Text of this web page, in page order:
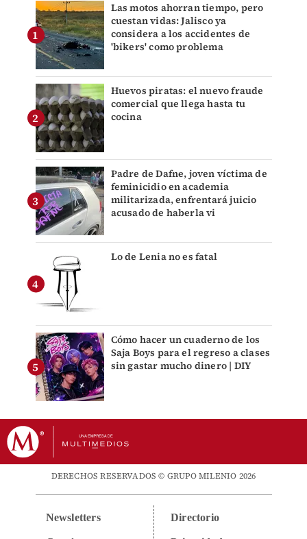
Las motos ahorran tiempo, pero
cuestan vidas: Jalisco ya
considera a los accidentes de
'bikers' como problema
Huevos piratas: el nuevo fraude
comercial que llega hasta tu
cocina
Padre de Dafne, joven víctima de
feminicidio en academia
militarizada, enfrentará juicio
acusado de haberla vi
Lo de Lenia no es fatal
Cómo hacer un cuaderno de los
Saja Boys para el regreso a clases
sin gastar mucho dinero | DIY
DERECHOS RESERVADOS © GRUPO MILENIO 2026
Newsletters Directorio